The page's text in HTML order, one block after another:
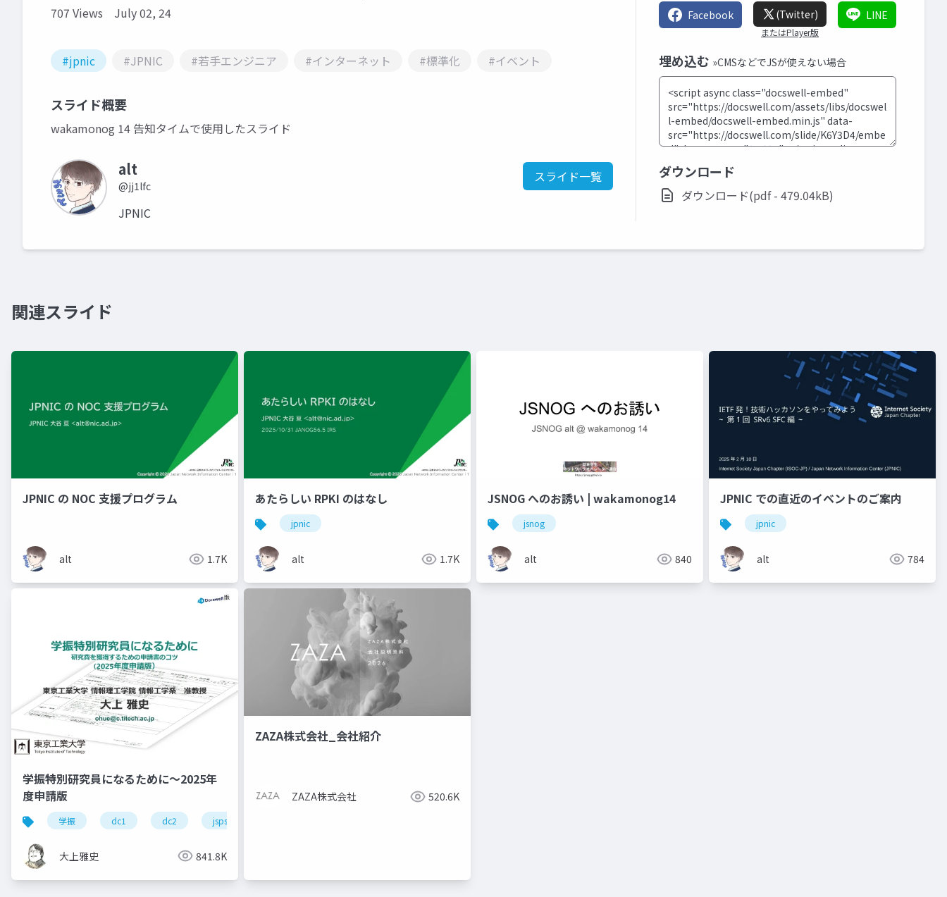
707 Views July 02, 24
#jpnic #JPNIC #若手エンジニア #インターネット #標準化 #イベント
スライド概要
wakamonog 14 告知タイムで使用したスライド
alt
@jj1lfc
スライド一覧
JPNIC
Facebook (Twitter)
またはPlayer版
LINE
埋め込む »CMSなどでJSが使えない場合
ダウンロード
ダウンロード(pdf - 479.04kB)
関連スライド
JPNIC の NOC 支援プログラム
alt 1.7K
あたらしい RPKI のはなし
jpnic
alt 1.7K
JSNOG へのお誘い | wakamonog14
jsnog
alt 840
JPNIC での直近のイベントのご案内
jpnic
alt 784
学振特別研究員になるために～2025年
度申請版
学振 dc1 dc2 jsps
大上雅史 841.8K
ZAZA株式会社_会社紹介
ZAZA株式会社 520.6K